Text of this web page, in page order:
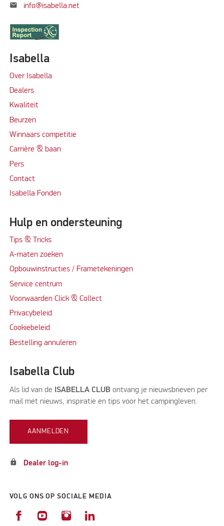
mail info@isabella.net
Isabella
Over Isabella
Dealers
Kwaliteit
Beurzen
Winnaars competitie
Carrière & baan
Pers
Contact
Isabella Fonden
Hulp en ondersteuning
Tips & Tricks
A-maten zoeken
Opbouwinstructies / Frametekeningen
Service centrum
Voorwaarden Click & Collect
Privacybeleid
Cookiebeleid
Bestelling annuleren
Isabella Club
Als lid van de ISABELLA CLUB ontvang je nieuwsbrieven per
mail met nieuws, inspiratie en tips voor het campingleven.
AANMELDEN
lock Dealer log-in
VOLG ONS OP SOCIALE MEDIA